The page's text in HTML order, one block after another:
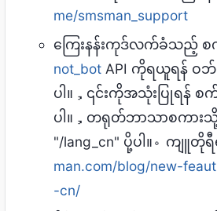
me/smsman_support
ကြေးနန်းကုဒ်လက်ခံသည့် စ
not_bot API ကိုရယူရန် ဝဘ်ဗ
ပါ။，၎င်းကိုအသုံးပြုရန် စ
ပါ။，တရုတ်ဘာသာစကားသို့
"/lang_cn" ပို့ပါ။。ကျူတို
man.com/blog/new-
-cn/